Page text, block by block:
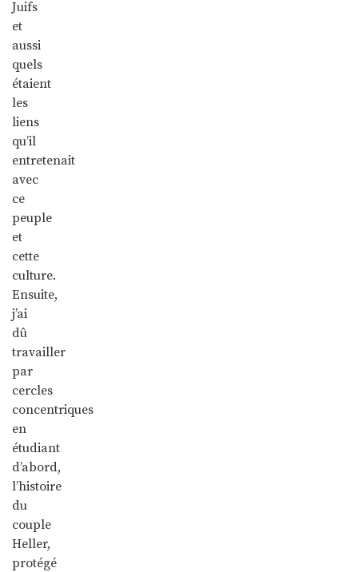
Juifs
et
aussi
quels
étaient
les
liens
qu’il
entretenait
avec
ce
peuple
et
cette
culture.
Ensuite,
j’ai
dû
travailler
par
cercles
concentriques
en
étudiant
d’abord,
l’histoire
du
couple
Heller,
protégé